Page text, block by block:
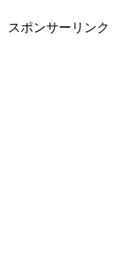
スポンサーリンク